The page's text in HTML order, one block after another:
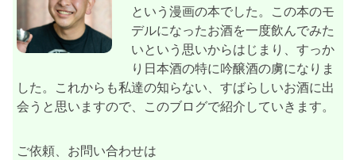
という漫画の本でした。この本のモ
デルになったお酒を一度飲んでみた
いという思いからはじまり、すっか
り日本酒の特に吟醸酒の虜になりま
した。これからも私達の知らない、すばらしいお酒に出
会うと思いますので、このブログで紹介していきます。
ご依頼、お問い合わせは